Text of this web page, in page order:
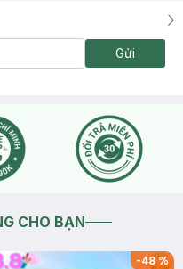
Gửi
CHO BẠN
-48%